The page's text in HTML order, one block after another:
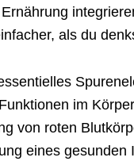
als du
im
von roten
eines gesunden